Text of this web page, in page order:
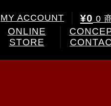
ONLINE
STORE
MY ACCOUNT ¥0 0